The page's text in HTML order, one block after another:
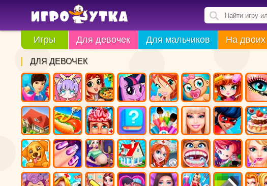
Игры Для девочек Для мальчиков На двоих
ДЛЯ ДЕВОЧЕК